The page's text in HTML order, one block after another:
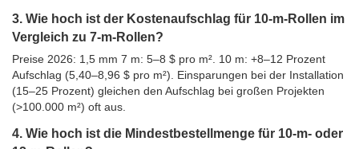
3. Wie hoch ist der Kostenaufschlag für 10-m-Rollen im
Vergleich zu 7-m-Rollen?
Preise 2026: 1,5 mm 7 m: 5–8 $ pro m². 10 m: +8–12 Prozent
Aufschlag (5,40–8,96 $ pro m²). Einsparungen bei der Installation
(15–25 Prozent) gleichen den Aufschlag bei großen Projekten
(>100.000 m²) oft aus.
4. Wie hoch ist die Mindestbestellmenge für 10-m- oder